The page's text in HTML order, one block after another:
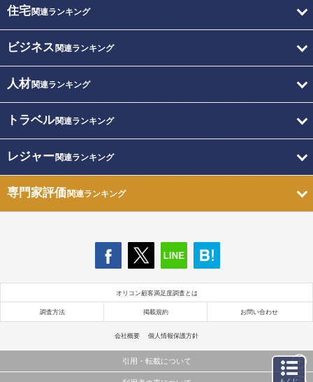
住宅関連ランキング
ビジネス 関連ランキング
人材関連ランキング
トラベル関連ランキング
レジャー関連ランキング
専門家評価関連ランキング
オリコン顧客満足度調査とは
調査方法 掲載規約 お問い合わせ
会社概要 個人情報保護方針
引用・転載について